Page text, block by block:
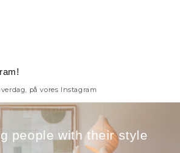
på vores Instagram
people with their style